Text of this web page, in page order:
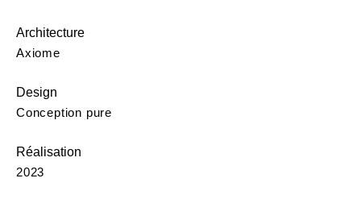
Architecture
Axiome
Design
Conception pure
Réalisation
2023